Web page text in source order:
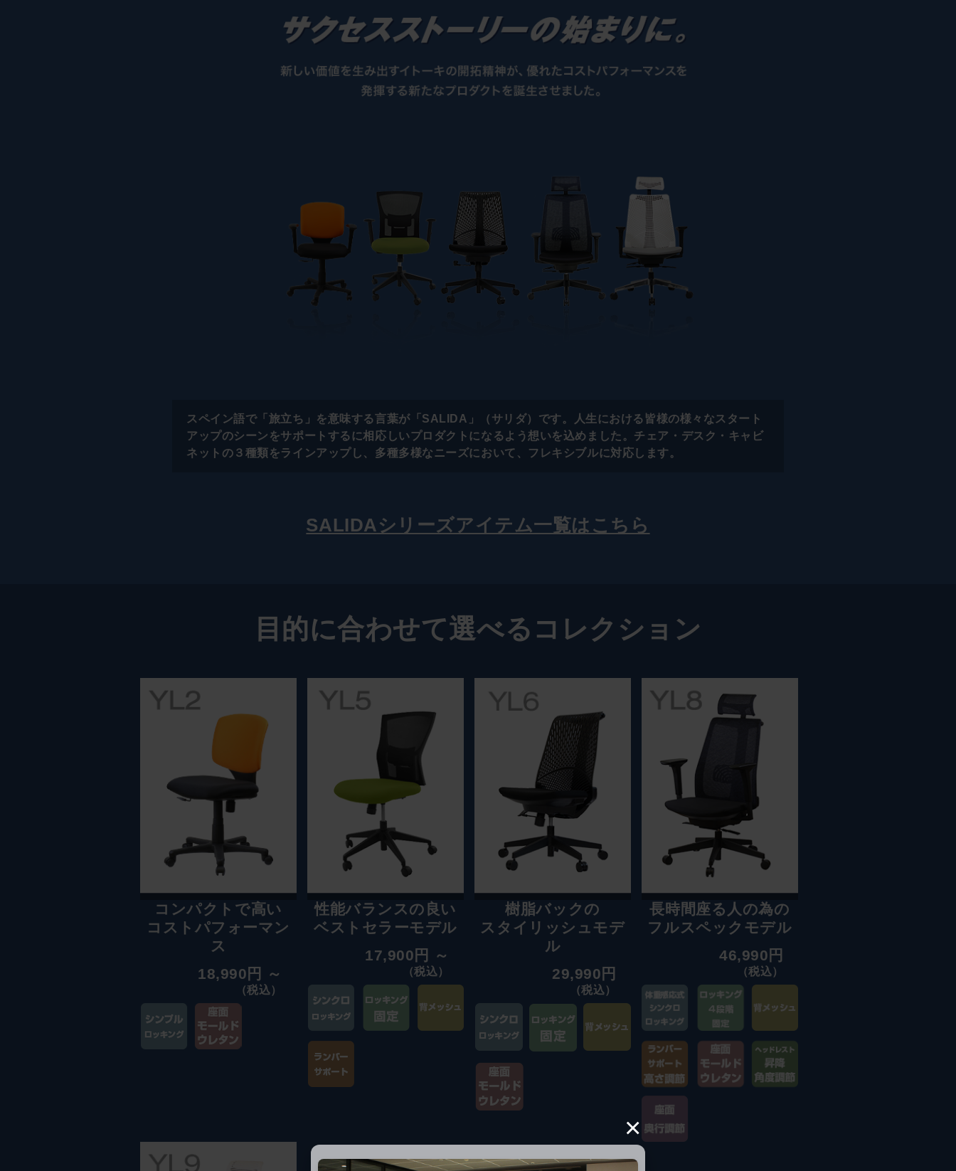
スペイン語で「旅立ち」を意味する言葉が「SALIDA」（サリダ）です。人生における皆様の様々なスタート
アップのシーンをサポートするに相応しいプロダクトになるよう想いを込めました。チェア・デスク・キャビ
ネットの３種類をラインアップし、多種多様なニーズにおいて、フレキシブルに対応します。
SALIDAシリーズアイテム一覧はこちら
目的に合わせて選べる コレクション
コンパクトで高い
コストパフォーマン
ス
18,990円 ～
（税込）
性能バランスの良い
ベストセラーモデル
17,900円 ～
（税込）
樹脂バックの
スタイリッシュモデ
ル
29,990円
（税込）
長時間座る人の為の
フルスペックモデル
46,990円
（税込）
×